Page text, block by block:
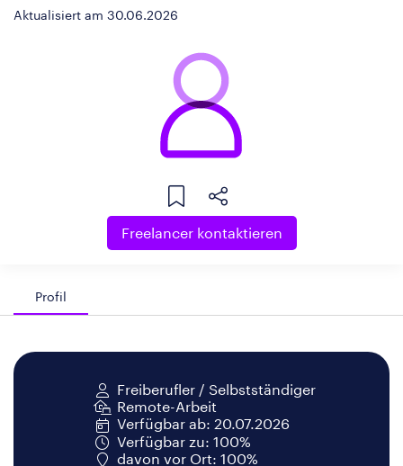
Aktualisiert am 30.06.2026
Freelancer kontaktieren
Profil
Freiberufler / Selbstständiger
Remote-Arbeit
Verfügbar ab: 20.07.2026
Verfügbar zu: 100%
davon vor Ort: 100%